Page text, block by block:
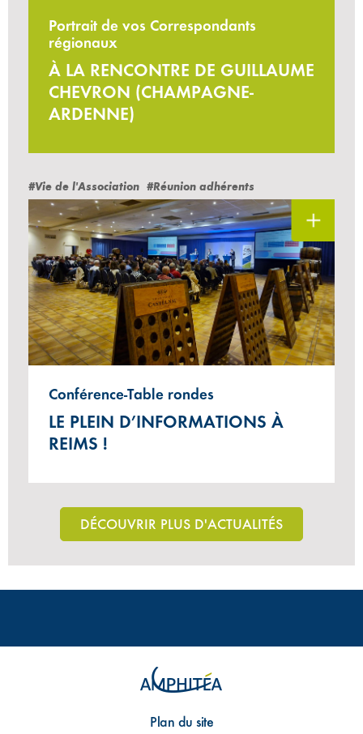
Portrait de vos Correspondants
régionaux
À LA RENCONTRE DE GUILLAUME
CHEVRON (CHAMPAGNE-
ARDENNE)
#Vie de l'Association #Réunion adhérents
Conférence-Table rondes
LE PLEIN D’INFORMATIONS À
REIMS !
DÉCOUVRIR PLUS D'ACTUALITÉS
Plan du site